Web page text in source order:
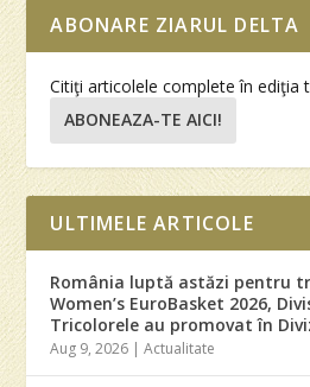
ABONARE ZIARUL DELTA
Citiţi articolele complete în ediţia
ABONEAZA-TE AICI!
ULTIMELE ARTICOLE
România luptă astăzi pentru
Women’s EuroBasket 2026,
Tricolorele au promovat în
Aug 9, 2026 |Actualitate